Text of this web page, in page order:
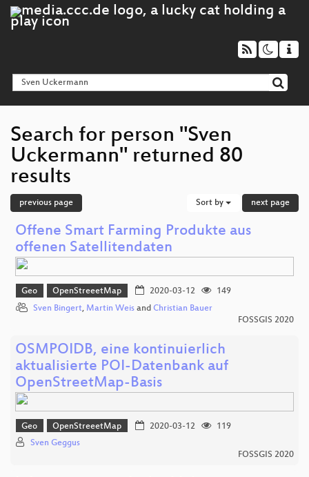
Search for person "Sven
Uckermann" returned 80
results
previous page Sort by next page
Offene Smart Farming Produkte aus
offenen Satellitendaten
Geo OpenStreeetMap 2020-03-12
149
Sven Bingert, Martin Weis and Christian Bauer
FOSSGIS 2020
OSMPOIDB, eine kontinuierlich
aktualisierte POI-Datenbank auf
OpenStreetMap-Basis
Geo OpenStreeetMap 2020-03-12
119
Sven Geggus
FOSSGIS 2020